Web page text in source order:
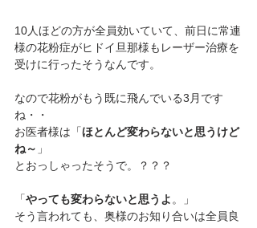
10人ほどの方が全員効いていて、前日に常連
様の花粉症がヒドイ旦那様もレーザー治療を
受けに行ったそうなんです。
なので花粉がもう既に飛んでいる3月です
ね・・
お医者様は「ほとんど変わらないと思うけど
ね～ 」
とおっしゃったそうで。？？？
「やっても変わらないと思うよ 。」
そう言われても、奥様のお知り合いは全員良